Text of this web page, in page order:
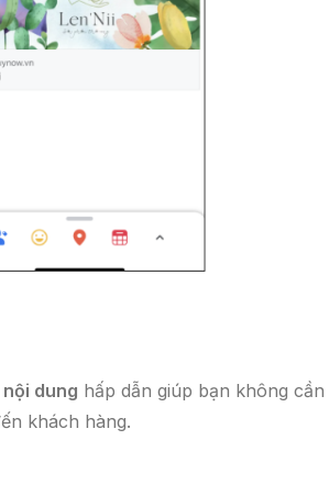
dung hấp dẫn giúp bạn không cần
khách hàng.